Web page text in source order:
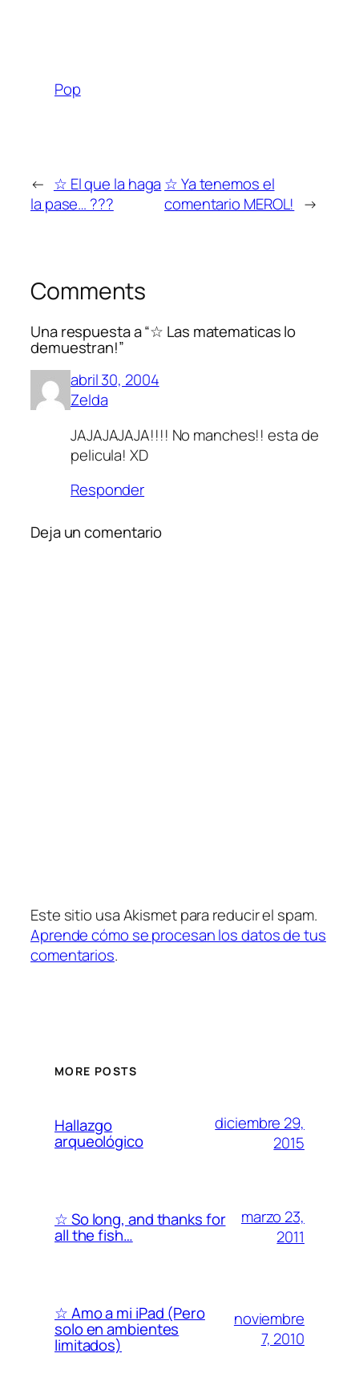
Pop
← ☆ El que la haga
la pase… ???
☆ Ya tenemos el
comentario MEROL! →
Comments
Una respuesta a “☆ Las matematicas lo
demuestran!”
abril 30, 2004
Zelda
JAJAJAJAJA!!!! No manches!! esta de
pelicula! XD
Responder
Deja un comentario
Este sitio usa Akismet para reducir el spam.
Aprende cómo se procesan los datos de tus
comentarios.
MORE POSTS
Hallazgo
arqueológico
diciembre 29,
2015
☆ So long, and thanks for
all the fish…
marzo 23,
2011
☆ Amo a mi iPad (Pero
solo en ambientes
limitados)
noviembre
7, 2010